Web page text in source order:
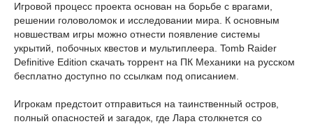
Игровой процесс проекта основан на борьбе с врагами,
решении головоломок и исследовании мира. К основным
новшествам игры можно отнести появление системы
укрытий, побочных квестов и мультиплеера. Tomb Raider
Definitive Edition скачать торрент на ПК Механики на русском
бесплатно доступно по ссылкам под описанием.
Игрокам предстоит отправиться на таинственный остров,
полный опасностей и загадок, где Лара столкнется со